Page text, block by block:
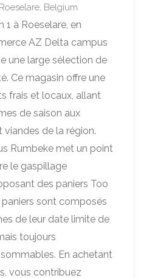
Belgium
1 à Roeselare, en
AZ Delta campus
une large sélection de
Ce magasin offre une
frais et locaux, allant
de saison aux
viandes de la région.
Rumbeke met un point
le gaspillage
des paniers Too
paniers sont composés
de leur date limite de
toujours
En achetant
vous contribuez